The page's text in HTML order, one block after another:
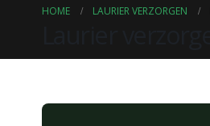
HOME LAURIER VERZORGEN